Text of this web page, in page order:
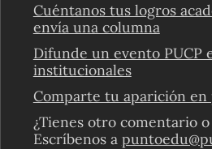
Cuéntanos tus logros
envía una columna
Difunde un evento PUCP
institucionales
Comparte tu aparición en
¿Tienes otro comentario
Escríbenos a